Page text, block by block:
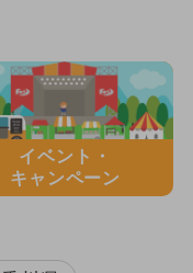
イベント・
キャンペーン